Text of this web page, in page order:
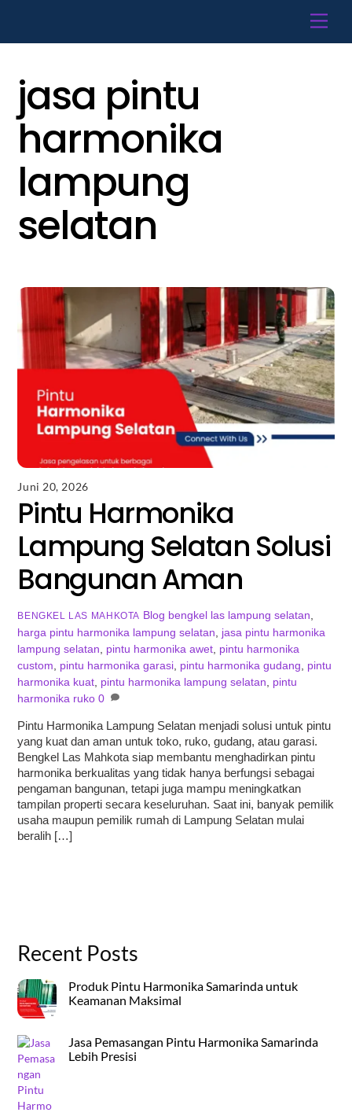
jasa pintu
harmonika
lampung
selatan
Juni 20, 2026
Pintu Harmonika
Lampung Selatan Solusi
Bangunan Aman
BENGKEL LAS MAHKOTA Blog bengkel las lampung selatan,
harga pintu harmonika lampung selatan, jasa pintu harmonika
lampung selatan, pintu harmonika awet, pintu harmonika
custom, pintu harmonika garasi, pintu harmonika gudang, pintu
harmonika kuat, pintu harmonika lampung selatan, pintu
harmonika ruko 0
Pintu Harmonika Lampung Selatan menjadi solusi untuk pintu
yang kuat dan aman untuk toko, ruko, gudang, atau garasi.
Bengkel Las Mahkota siap membantu menghadirkan pintu
harmonika berkualitas yang tidak hanya berfungsi sebagai
pengaman bangunan, tetapi juga mampu meningkatkan
tampilan properti secara keseluruhan. Saat ini, banyak pemilik
usaha maupun pemilik rumah di Lampung Selatan mulai
beralih […]
Recent Posts
Produk Pintu Harmonika Samarinda untuk
Keamanan Maksimal
Jasa Pemasangan Pintu Harmonika Samarinda
Lebih Presisi